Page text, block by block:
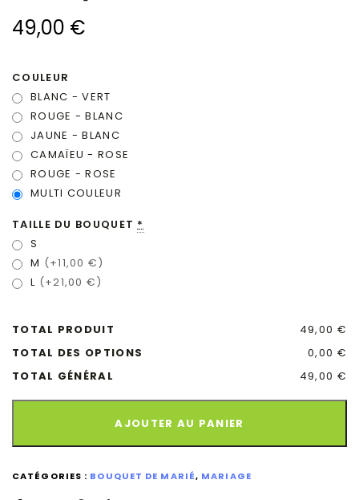
49,00 €
COULEUR
BLANC - VERT
ROUGE - BLANC
JAUNE - BLANC
CAMAÏEU - ROSE
ROUGE - ROSE
MULTI COULEUR
TAILLE DU BOUQUET *
S
M (+11,00 €)
L (+21,00 €)
TOTAL PRODUIT
49,00 €
TOTAL DES OPTIONS
0,00 €
TOTAL GÉNÉRAL
49,00 €
AJOUTER AU PANIER
CATÉGORIES : BOUQUET DE MARIÉ, MARIAGE